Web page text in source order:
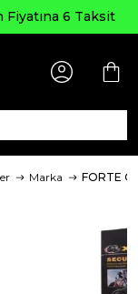
Marka FORTE